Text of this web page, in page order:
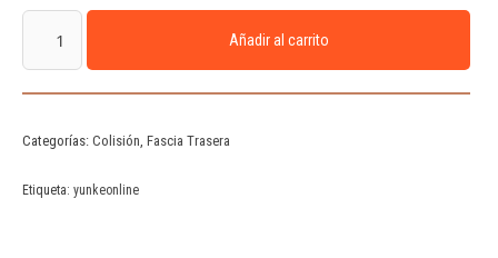
Añadir al carrito
Categorías: Colisión, Fascia Trasera
Etiqueta: yunkeonline